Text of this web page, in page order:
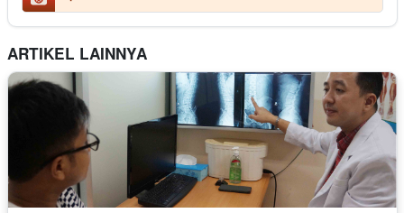
ARTIKEL LAINNYA